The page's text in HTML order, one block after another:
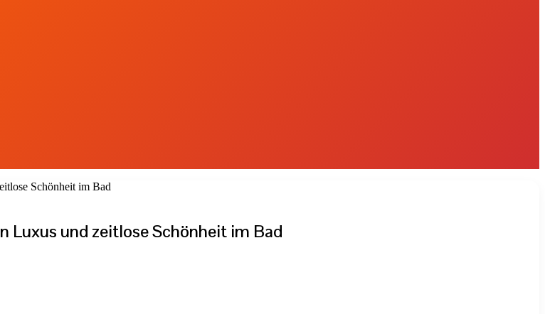
Schönheit im Bad
Luxus und zeitlose Schönheit im Bad